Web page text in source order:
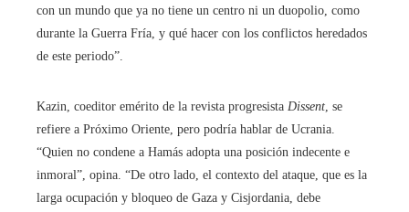
con un mundo que ya no tiene un centro ni un duopolio, como
durante la Guerra Fría, y qué hacer con los conflictos heredados
de este periodo”.
Kazin, coeditor emérito de la revista progresista Dissent , se
refiere a Próximo Oriente, pero podría hablar de Ucrania.
“Quien no condene a Hamás adopta una posición indecente e
inmoral”, opina. “De otro lado, el contexto del ataque, que es la
larga ocupación y bloqueo de Gaza y Cisjordania, debe